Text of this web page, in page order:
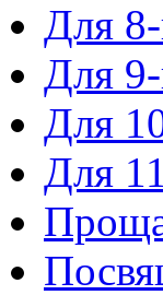
Для 8-
Для 9-
Для
Для